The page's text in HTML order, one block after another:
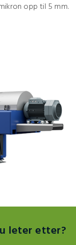
opp til 5 mm.
leter etter?